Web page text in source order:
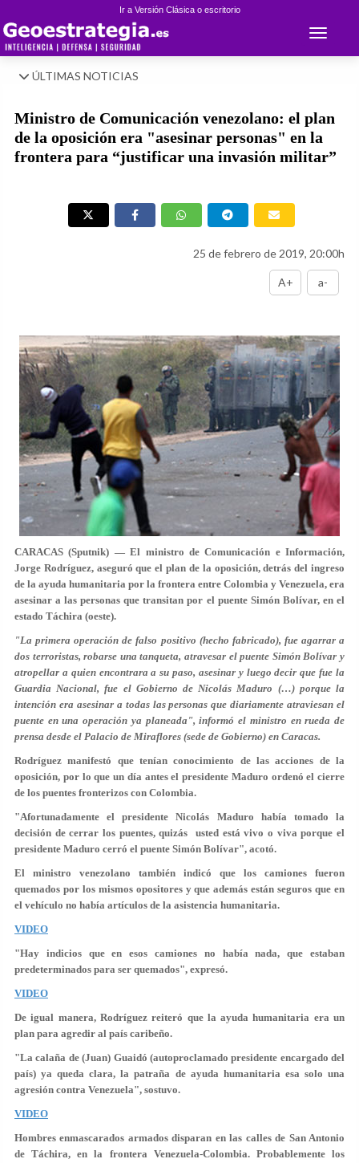
Ir a Versión Clásica o escritorio
Toggle
ÚLTIMAS NOTICIAS
Ministro de Comunicación venezolano: el plan
de la oposición era "asesinar personas" en la
frontera para “justificar una invasión militar”
25 de febrero de 2019, 20:00h
A+ a-
CARACAS (Sputnik) — El ministro de Comunicación e Información,
Jorge Rodríguez, aseguró que el plan de la oposición, detrás del ingreso
de la ayuda humanitaria por la frontera entre Colombia y Venezuela, era
asesinar a las personas que transitan por el puente Simón Bolívar, en el
estado Táchira (oeste).
"La primera operación de falso positivo (hecho fabricado), fue agarrar a
dos terroristas, robarse una tanqueta, atravesar el puente Simón Bolívar y
atropellar a quien encontrara a su paso, asesinar y luego decir que fue la
Guardia Nacional, fue el Gobierno de Nicolás Maduro (…) porque la
intención era asesinar a todas las personas que diariamente atraviesan el
puente en una operación ya planeada", informó el ministro en rueda de
prensa desde el Palacio de Miraflores (sede de Gobierno) en Caracas.
Rodríguez manifestó que tenían conocimiento de las acciones de la
oposición, por lo que un día antes el presidente Maduro ordenó el cierre
de los puentes fronterizos con Colombia.
"Afortunadamente el presidente Nicolás Maduro había tomado la
decisión de cerrar los puentes, quizás usted está vivo o viva porque el
presidente Maduro cerró el puente Simón Bolívar", acotó.
El ministro venezolano también indicó que los camiones fueron
quemados por los mismos opositores y que además están seguros que en
el vehículo no había artículos de la asistencia humanitaria.
VIDEO
"Hay indicios que en esos camiones no había nada, que estaban
predeterminados para ser quemados", expresó.
VIDEO
De igual manera, Rodríguez reiteró que la ayuda humanitaria era un
plan para agredir al país caribeño.
"La calaña de (Juan) Guaidó (autoproclamado presidente encargado del
país) ya queda clara, la patraña de ayuda humanitaria esa solo una
agresión contra Venezuela", sostuvo.
VIDEO
Hombres enmascarados armados disparan en las calles de San Antonio
de Táchira, en la frontera Venezuela-Colombia. Probablemente los